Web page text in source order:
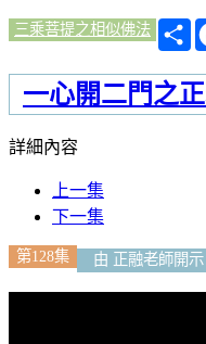
三乘菩提之相似佛法
一心開二門之
詳細內容
上一集
下一集
第128集 由 正融老師開示